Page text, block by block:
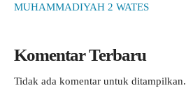
MUHAMMADIYAH 2 WATES
Komentar Terbaru
Tidak ada komentar untuk ditampilkan.